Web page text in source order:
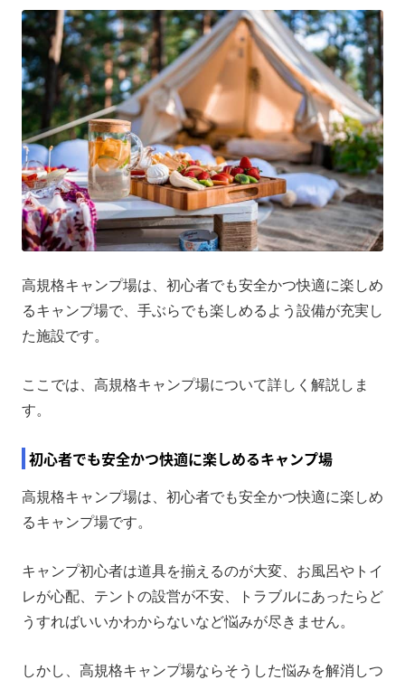
高規格キャンプ場は、初心者でも安全かつ快適に楽しめ
るキャンプ場で、手ぶらでも楽しめるよう設備が充実し
た施設です。
ここでは、高規格キャンプ場について詳しく解説しま
す。
初心者でも安全かつ快適に楽しめるキャンプ場
高規格キャンプ場は、初心者でも安全かつ快適に楽しめ
るキャンプ場です。
キャンプ初心者は道具を揃えるのが大変、お風呂やトイ
レが心配、テントの設営が不安、トラブルにあったらど
うすればいいかわからないなど悩みが尽きません。
しかし、高規格キャンプ場ならそうした悩みを解消しつ